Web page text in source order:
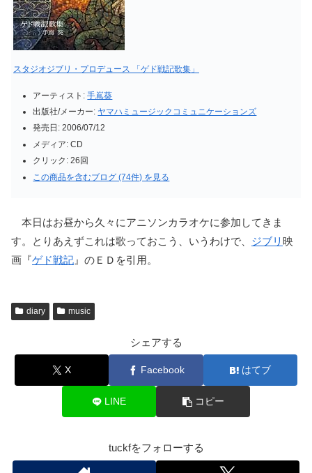
スタジオジブリ・プロデュース 「ゲド戦記歌集」
アーティスト: 手嶌葵
出版社/メーカー: ヤマハミュージックコミュニケーションズ
発売日: 2006/07/12
メディア: CD
クリック : 26回
この商品を含むブログ (74件) を見る
本日はお昼から久々にアニソンカラオケに参加してきま
す。とりあえずこれは歌っておこう、いうわけで、 ジブリ 映
画『ゲド戦記 』のＥＤを引用。
diary music
シェアする
X Facebook はてブ
LINE コピー
tuckfをフォローする